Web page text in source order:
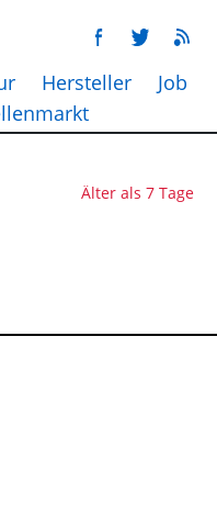
Hersteller
Job
Älter als 7 Tage